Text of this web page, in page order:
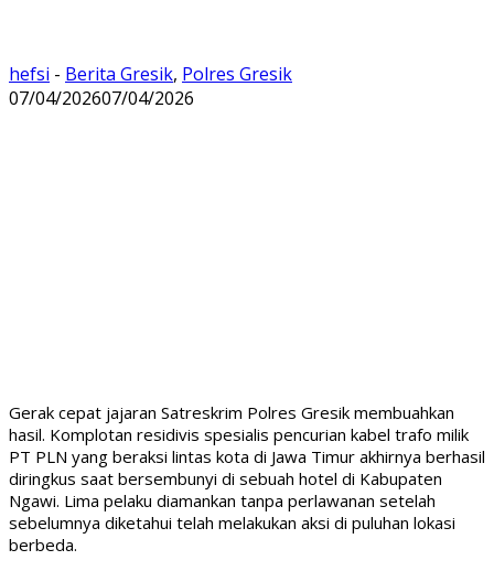
hefsi - Berita Gresik, Polres Gresik
07/04/202607/04/2026
Gerak cepat jajaran Satreskrim Polres Gresik membuahkan
hasil. Komplotan residivis spesialis pencurian kabel trafo milik
PT PLN yang beraksi lintas kota di Jawa Timur akhirnya berhasil
diringkus saat bersembunyi di sebuah hotel di Kabupaten
Ngawi. Lima pelaku diamankan tanpa perlawanan setelah
sebelumnya diketahui telah melakukan aksi di puluhan lokasi
berbeda.